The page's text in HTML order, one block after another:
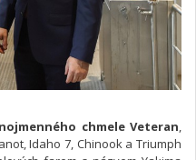
chmele Veteran,
Idaho 7, Chinook a Triumph